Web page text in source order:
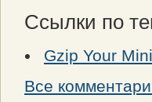
Ссылки по
Gzip Your
Все